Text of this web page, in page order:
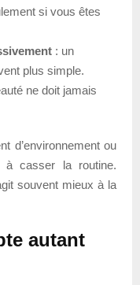
si vous êtes
: un
plus simple.
ne doit jamais
d’environnement ou
à casser la routine.
souvent mieux à la
autant